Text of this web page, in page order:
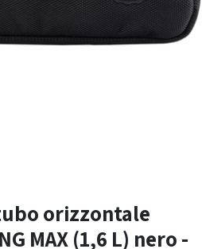
orizzontale
MAX (1,6 L) nero -